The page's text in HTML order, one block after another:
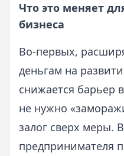
Что это меняет
бизнеса
Во-первых,
деньгам на
снижается барьер
не нужно
залог сверх меры.
предпринимателя